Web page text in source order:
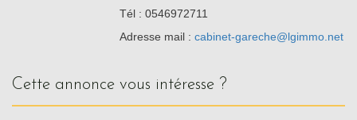
Tél : 0546972711
Adresse mail : cabinet-gareche@lgimmo.net
cette annonce vous intéresse ?